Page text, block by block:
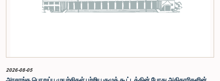
படிவத்தை பூர்த்தி செய்து பதிவு செய்யுமாறு கேட்டுக்கொள்ளப்படுகின்றனர்.
2026-08-05